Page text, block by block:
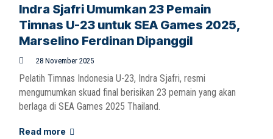
Indra Sjafri Umumkan 23 Pemain
Timnas U-23 untuk SEA Games 2025,
Marselino Ferdinan Dipanggil
28 November 2025
Pelatih Timnas Indonesia U-23, Indra Sjafri, resmi
mengumumkan skuad final berisikan 23 pemain yang akan
berlaga di SEA Games 2025 Thailand.
Read more